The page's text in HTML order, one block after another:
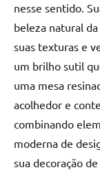
Quer
esteja
à
procura
redonda
para
nesse sentido.
beleza natural
suas texturas e
um brilho sutil
uma mesa
acolhedor e
combinando
moderna de
sua decoração